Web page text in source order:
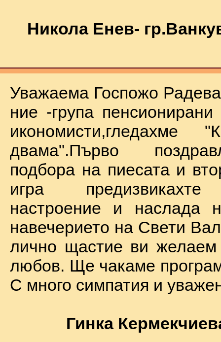
Никола Енев-
Уважаема Госпожо
ние -група
икономисти,гледахме
двама".Първо
подбора на пиесата и
игра
настроение и наслада
навечерието на Свети
лично щастие ви желаем
любов. Ще чакаме
С много симпатия и
Гинка